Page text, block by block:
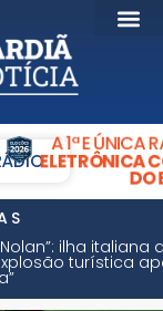
A 1ª E ÚNICA
ELETRÔNICA
DO
ilha italiana
turística